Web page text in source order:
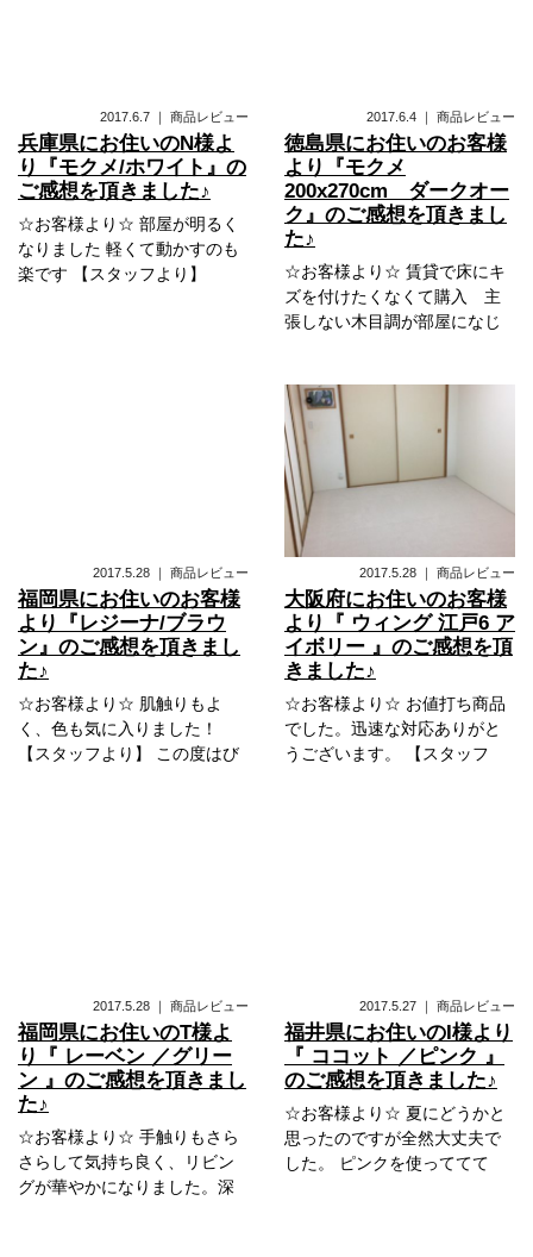
2017.6.7 ｜ 商品レビュー
兵庫県にお住いのN様よ
り『モクメ/ホワイト』の
ご感想を頂きました♪
☆お客様より☆ 部屋が明るく
なりました 軽くて動かすのも
楽です 【スタッフより】
2017.6.4 ｜ 商品レビュー
徳島県にお住いのお客様
より『モクメ
200x270cm ダークオー
ク』のご感想を頂きまし
た♪
☆お客様より☆ 賃貸で床にキ
ズを付けたくなくて購入 主
張しない木目調が部屋になじ
2017.5.28 ｜ 商品レビュー
福岡県にお住いのお客様
より『レジーナ/ブラウ
ン』のご感想を頂きまし
た♪
☆お客様より☆ 肌触りもよ
く、色も気に入りました！
【スタッフより】 この度はび
2017.5.28 ｜ 商品レビュー
大阪府にお住いのお客様
より『 ウィング 江戸6 ア
イボリー 』のご感想を頂
きました♪
☆お客様より☆ お値打ち商品
でした。迅速な対応ありがと
うございます。 【スタッフ
2017.5.28 ｜ 商品レビュー
福岡県にお住いのT様よ
り『 レーベン ／グリー
ン 』のご感想を頂きまし
た♪
☆お客様より☆ 手触りもさら
さらして気持ち良く、リビン
グが華やかになりました。深
2017.5.27 ｜ 商品レビュー
福井県にお住いのI様より
『 ココット ／ピンク 』
のご感想を頂きました♪
☆お客様より☆ 夏にどうかと
思ったのですが全然大丈夫で
した。 ピンクを使っててて